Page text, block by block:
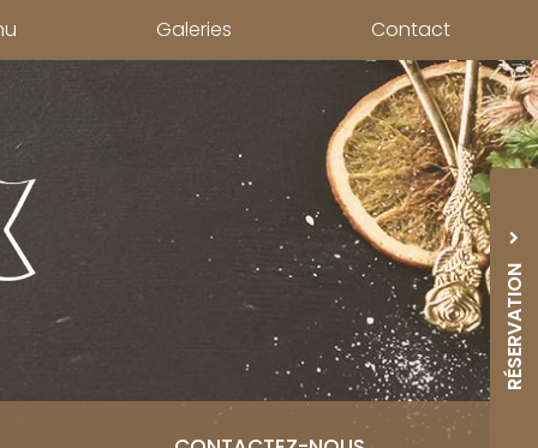
Galeries Contact
RÉSERVATION
05